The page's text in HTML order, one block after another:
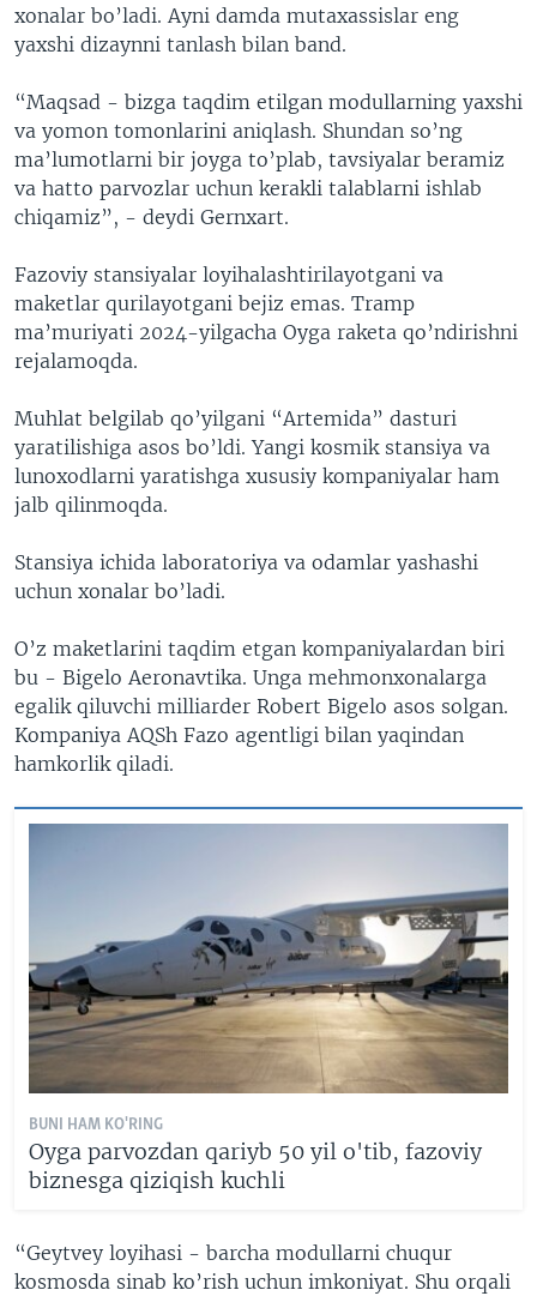
xonalar bo’ladi. Ayni damda mutaxassislar eng
yaxshi dizaynni tanlash bilan band.
“Maqsad - bizga taqdim etilgan modullarning yaxshi
va yomon tomonlarini aniqlash. Shundan so’ng
ma’lumotlarni bir joyga to’plab, tavsiyalar beramiz
va hatto parvozlar uchun kerakli talablarni ishlab
chiqamiz”, - deydi Gernxart.
Fazoviy stansiyalar loyihalashtirilayotgani va
maketlar qurilayotgani bejiz emas. Tramp
ma’muriyati 2024-yilgacha Oyga raketa qo’ndirishni
rejalamoqda.
Muhlat belgilab qo’yilgani “Artemida” dasturi
yaratilishiga asos bo’ldi. Yangi kosmik stansiya va
lunoxodlarni yaratishga xususiy kompaniyalar ham
jalb qilinmoqda.
Stansiya ichida laboratoriya va odamlar yashashi
uchun xonalar bo’ladi.
O’z maketlarini taqdim etgan kompaniyalardan biri
bu - Bigelo Aeronavtika. Unga mehmonxonalarga
egalik qiluvchi milliarder Robert Bigelo asos solgan.
Kompaniya AQSh Fazo agentligi bilan yaqindan
hamkorlik qiladi.
BUNI HAM KO'RING
Oyga parvozdan qariyb 50 yil o'tib, fazoviy
biznesga qiziqish kuchli
“Geytvey loyihasi - barcha modullarni chuqur
kosmosda sinab ko’rish uchun imkoniyat. Shu orqali